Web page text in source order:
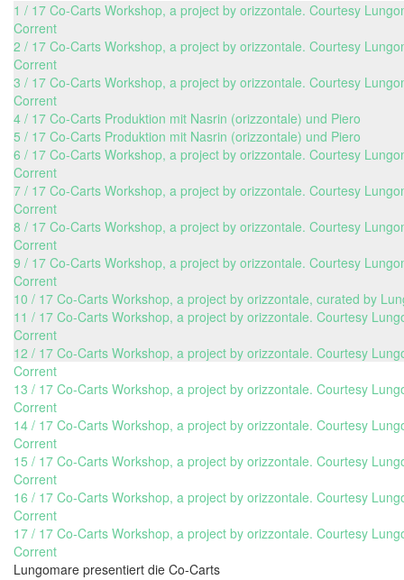
1 / 17 Co-Carts Workshop, a project by orizzontale. Courtesy
Corrent
2 / 17 Co-Carts Workshop, a project by orizzontale. Courtesy
Corrent
3 / 17 Co-Carts Workshop, a project by orizzontale. Courtesy
Corrent
4 / 17 Co-Carts Produktion mit Nasrin (orizzontale) und Piero
5 / 17 Co-Carts Produktion mit Nasrin (orizzontale) und Piero
6 / 17 Co-Carts Workshop, a project by orizzontale. Courtesy
Corrent
7 / 17 Co-Carts Workshop, a project by orizzontale. Courtesy
Corrent
8 / 17 Co-Carts Workshop, a project by orizzontale. Courtesy
Corrent
9 / 17 Co-Carts Workshop, a project by orizzontale. Courtesy
Corrent
10 / 17 Co-Carts Workshop, a project by orizzontale, curated by
11 / 17 Co-Carts Workshop, a project by orizzontale. Courtesy
Corrent
12 / 17 Co-Carts Workshop, a project by orizzontale. Courtesy
Corrent
13 / 17 Co-Carts Workshop, a project by orizzontale. Courtesy
Corrent
14 / 17 Co-Carts Workshop, a project by orizzontale. Courtesy
Corrent
15 / 17 Co-Carts Workshop, a project by orizzontale. Courtesy
Corrent
16 / 17 Co-Carts Workshop, a project by orizzontale. Courtesy
Corrent
17 / 17 Co-Carts Workshop, a project by orizzontale. Courtesy
Corrent
Lungomare presentiert die Co-Carts